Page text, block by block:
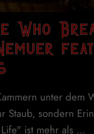
Who
unter dem
Staub, sondern
ist mehr als ...